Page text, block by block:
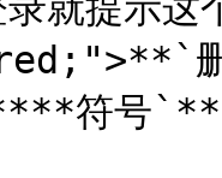
删
符号`**